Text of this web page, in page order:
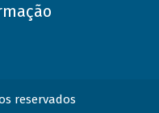
reservados